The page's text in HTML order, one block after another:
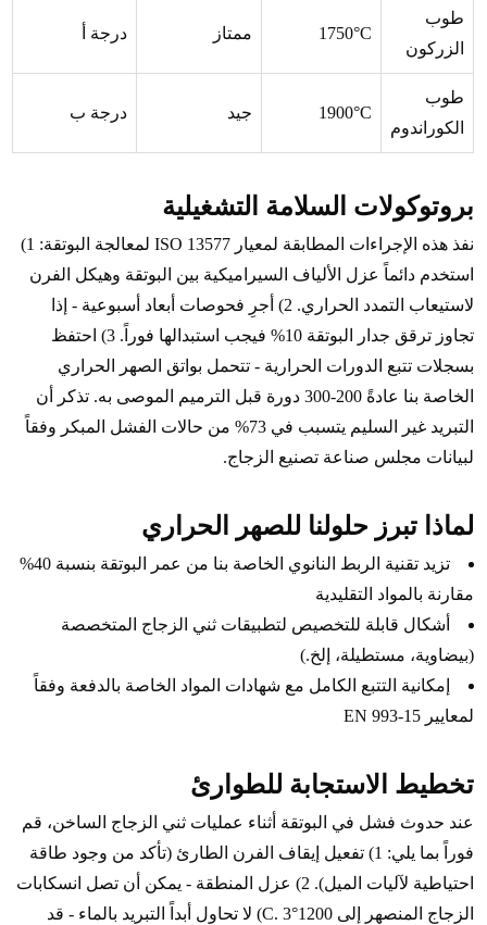
طوب
الزركون
1750°C ممتاز درجة أ
طوب
الكوراندوم
1900°C جيد درجة ب
بروتوكولات السلامة التشغيلية
نفذ هذه الإجراءات المطابقة لمعيار ISO 13577 لمعالجة البوتقة: 1)
استخدم دائماً عزل الألياف السيراميكية بين البوتقة وهيكل الفرن
لاستيعاب التمدد الحراري. 2) أجرِ فحوصات أبعاد أسبوعية - إذا
تجاوز ترقق جدار البوتقة 10% فيجب استبدالها فوراً. 3) احتفظ
بسجلات تتبع الدورات الحرارية - تتحمل بواتق الصهر الحراري
الخاصة بنا عادةً 200-300 دورة قبل الترميم الموصى به. تذكر أن
التبريد غير السليم يتسبب في 73% من حالات الفشل المبكر وفقاً
لبيانات مجلس صناعة تصنيع الزجاج.
لماذا تبرز حلولنا للصهر الحراري
تزيد تقنية الربط النانوي الخاصة بنا من عمر البوتقة بنسبة 40%
مقارنة بالمواد التقليدية
أشكال قابلة للتخصيص لتطبيقات ثني الزجاج المتخصصة
(بيضاوية، مستطيلة، إلخ.)
إمكانية التتبع الكامل مع شهادات المواد الخاصة بالدفعة وفقاً
لمعايير EN 993-15
تخطيط الاستجابة للطوارئ
عند حدوث فشل في البوتقة أثناء عمليات ثني الزجاج الساخن، قم
فوراً بما يلي: 1) تفعيل إيقاف الفرن الطارئ (تأكد من وجود طاقة
احتياطية لآليات الميل). 2) عزل المنطقة - يمكن أن تصل انسكابات
الزجاج المنصهر إلى 1200°C. 3) لا تحاول أبداً التبريد بالماء - قد